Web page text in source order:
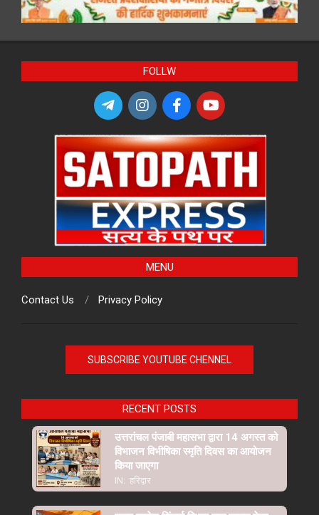
FOLLW
MENU
Contact Us Privacy Policy
SUBSCRIBE YOUTUBE CHENNEL
RECENT POSTS
उत्तरांचल पंजाबी महासभा द्वारा 14 अगस्त को
विभाजन विभीषिका स्मृति दिवस का आयोजन
किया जाएगा
IN: हरिद्वार